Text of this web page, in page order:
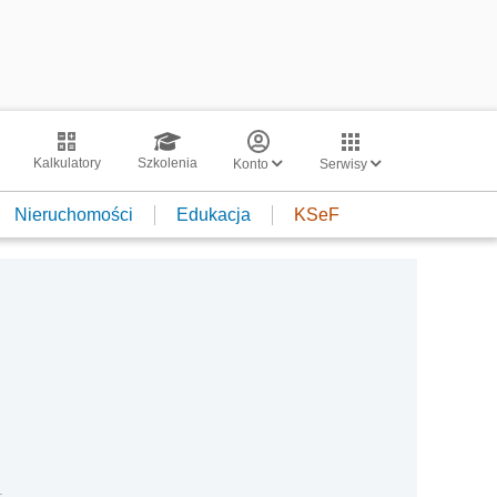
Kalkulatory Szkolenia Konto Serwisy
Nieruchomości Edukacja KSeF